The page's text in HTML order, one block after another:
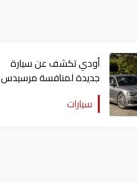
أودي تكشف عن سيارة
جديدة لمنافسة مرسيدس
سعرها!
سيارات